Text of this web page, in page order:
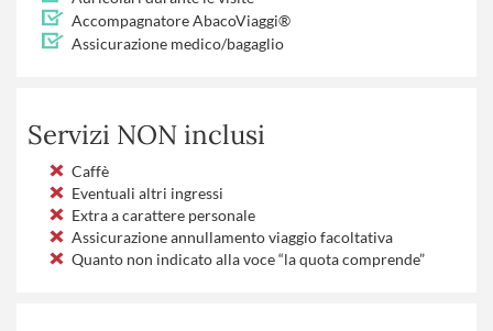
Accompagnatore AbacoViaggi®
Assicurazione medico/bagaglio
Servizi NON inclusi
Caffè
Eventuali altri ingressi
Extra a carattere personale
Assicurazione annullamento viaggio facoltativa
Quanto non indicato alla voce “la quota comprende”